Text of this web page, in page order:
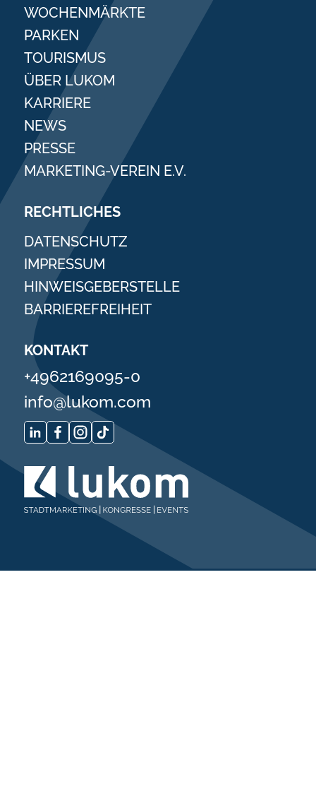
WOCHENMÄRKTE
PARKEN
TOURISMUS
ÜBER LUKOM
KARRIERE
NEWS
PRESSE
MARKETING-VEREIN E.V.
RECHTLICHES
DATENSCHUTZ
IMPRESSUM
HINWEISGEBERSTELLE
BARRIEREFREIHEIT
KONTAKT
+4962169095-0
info@lukom.com